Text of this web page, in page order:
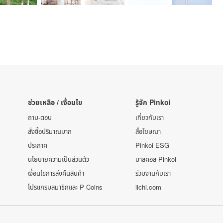
ช่วยเหลือ / เงื่อนไข
ถาม-ตอบ
สั่งซื้อปริมาณมาก
ประกาศ
นโยบายความเป็นส่วนตัว
เงื่อนไขการส่งคืนสินค้า
โปรแกรมสมาชิกและ P Coins
รู้จัก Pinkoi
เกี่ยวกับเรา
สื่อโฆษณา
Pinkoi ESG
มาสคอส Pinkoi
ร่วมงานกับเรา
iichi.com